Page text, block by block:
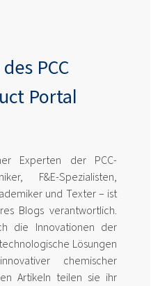
PCC
Portal
Experten der PCC-
F&E-Spezialisten,
und Texter – ist
Blogs verantwortlich.
die Innovationen der
Lösungen
chemischer
Artikeln teilen sie ihr